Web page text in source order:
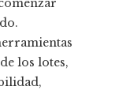
los lotes,